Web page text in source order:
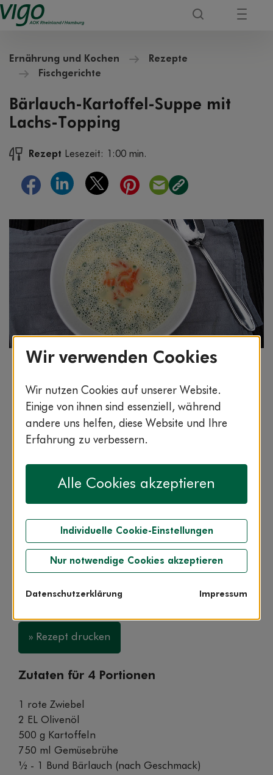
Ernährung und Kochen
Rezepte
Fischgerichte
Bärlauch-Kartoffel-Suppe mit
Lachs-Topping
Rezept Lesezeit: 1:00 min.
Bildnachweis: © wdv / Sonja Bick
Bärlauch zählt zu den Lauchgewächsen und wird in
der Naturheilkunde vor allem bei
Verdauungsstörungen eingesetzt. Zusammen mit
Kartoffeln, Zwiebel und Brühe entsteht eine Suppe,
die nicht nur wärmt und super lecker ist, sondern
auch wertvolle Inhaltsstoffe bietet: Denn das
Räucherlachs-Topping punktet mit super-gesunden
45:00 min.
» Rezept drucken
Zutaten für 4 Portionen
1 rote Zwiebel
2 EL Olivenöl
500 g Kartoffeln
750 ml Gemüsebrühe
½ - 1 Bund Bärlauch (nach Geschmack)
Wir verwenden Cookies
Wir nutzen Cookies auf unserer Website.
Einige von ihnen sind essenziell, während
andere uns helfen, diese Website und Ihre
Erfahrung zu verbessern.
Alle Cookies akzeptieren
Individuelle Cookie-Einstellungen
Nur notwendige Cookies akzeptieren
Datenschutzerklärung Impressum